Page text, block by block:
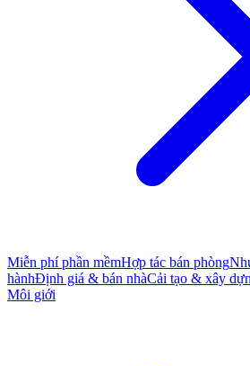
Miễn phí phần mềmHợp tác bán phòng
hànhĐịnh giá & bán nhàCải tạo & xây
Môi giới